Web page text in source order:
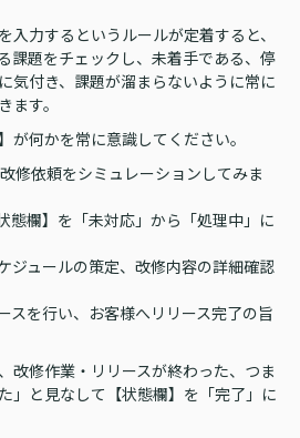
入力するというルールが定着すると、
課題をチェックし、未着手である、停
気付き、課題が溜まらないように常に
ます。
が何かを常に意識してください。
修依頼をシミュレーションしてみま
態欄】を「未対応」から「処理中」に
ジュールの策定、改修内容の詳細確認
スを行い、お客様へリリース完了の旨
改修作業・リリースが終わった、つま
」と見なして【状態欄】を「完了」に